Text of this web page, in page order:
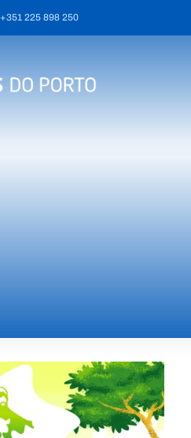
+351 225 898 250